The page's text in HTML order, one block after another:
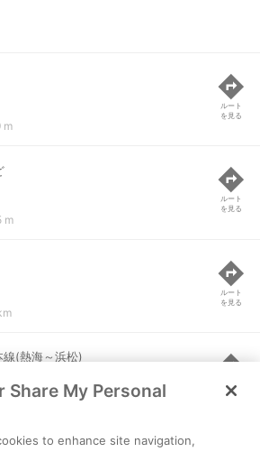
m
ルート
を見る
m
ルート
を見る
ルート
を見る
線(熱海～浜松)
ルート
を見る
Share My Personal
to enhance site navigation,